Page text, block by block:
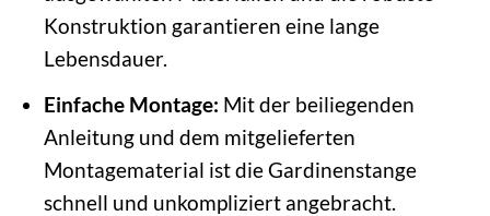
Konstruktion garantieren eine lange
Lebensdauer.
Einfache Montage: Mit der beiliegenden
Anleitung und dem mitgelieferten
Montagematerial ist die Gardinenstange
schnell und unkompliziert angebracht.